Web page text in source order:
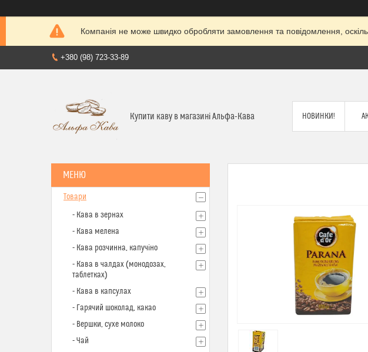
Компанія не може швидко обробляти замовлення та повідомлення,
+380 (98) 723-33-89
Купити каву в магазині Альфа-Кава НОВИНКИ!
Товари
- Кава в зернах
- Кава мелена
- Кава розчинна, капучіно
- Кава в чалдах (монодозах,
таблетках)
- Кава в капсулах
- Гарячий шоколад, какао
- Вершки, сухе молоко
- Чай